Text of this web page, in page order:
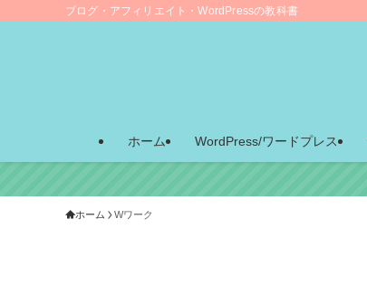
ブログ・アフィリエイト・WordPressの教科書
ホーム WordPress/ワードプレス
ホーム Wワーク